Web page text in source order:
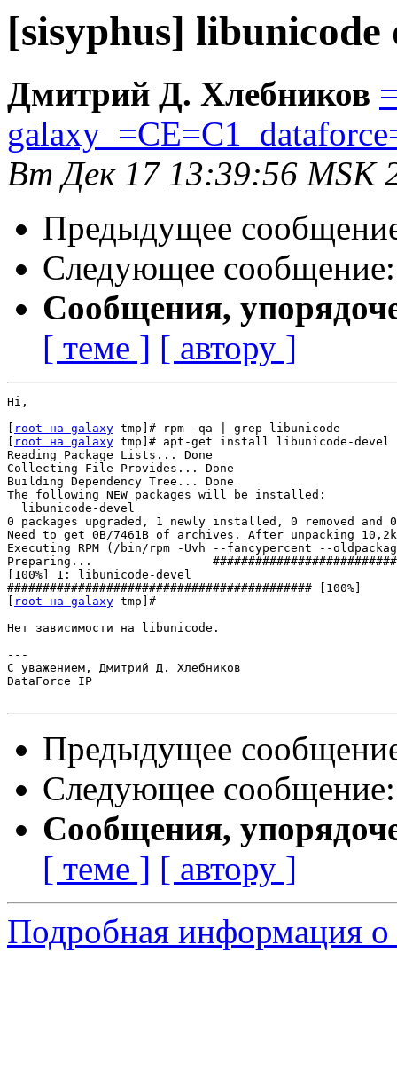
[sisyphus] libunicode
Дмитрий Д. Хлебников
Вт Дек 17 13:39:56 MSK
Предыдущее
Следующее
Сообщения,
[ теме ] [ автору ]
Hi,
root на galaxy tmp]# rpm -qa | grep libunicode
root на galaxy tmp]# apt-get install libunicode-devel
Reading Package Lists... Done
Collecting File Provides... Done
Building Dependency Tree... Done
The following NEW packages will be installed:
  libunicode-devel
0 packages upgraded, 1 newly installed, 0 removed and
Need to get 0B/7461B of archives. After unpacking
Executing RPM (/bin/rpm -Uvh --fancypercent --
Preparing...
[100%] 1: libunicode-devel
########################################### [100%]
root на galaxy tmp]#
Нет зависимости на libunicode.
---
С уважением, Дмитрий Д. Хлебников
DataForce IP
Предыдущее
Следующее
Сообщения,
[ теме ] [ автору ]
Подробная информация о